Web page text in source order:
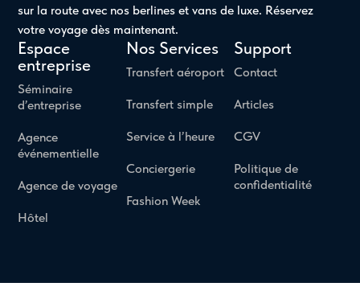
sur la route avec nos berlines et vans de luxe. Réservez
votre voyage dès maintenant.
Espace
entreprise
Séminaire
d’entreprise
Agence
événementielle
Agence de voyage
Hôtel
Nos Services
Transfert aéroport
Transfert simple
Service à l’heure
Conciergerie
Fashion Week
Support
Contact
Articles
CGV
Politique de
confidentialité